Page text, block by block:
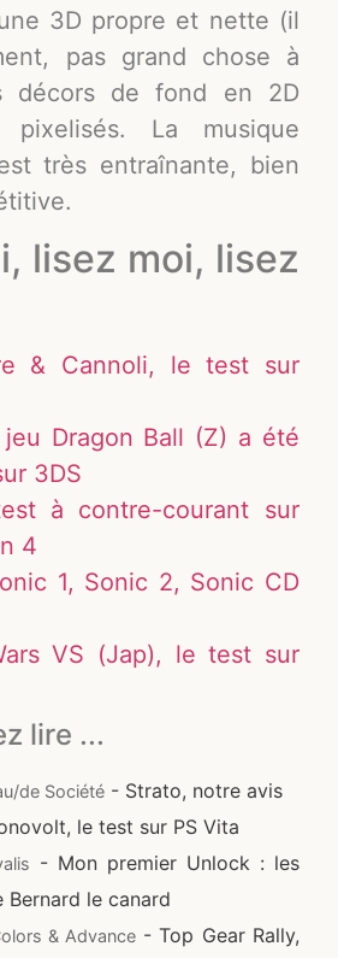
3D propre et nette (il
pas grand chose à
décors de fond en 2D
pixelisés. La musique
très entraînante, bien
lisez moi, lisez
& Cannoli, le test sur
Dragon Ball (Z) a été
3DS
à contre-courant sur
4
1, Sonic 2, Sonic CD
VS (Jap), le test sur
lire ...
de Société - Strato, notre avis
le test sur PS Vita
- Mon premier Unlock : les
Bernard le canard
& Advance - Top Gear Rally,